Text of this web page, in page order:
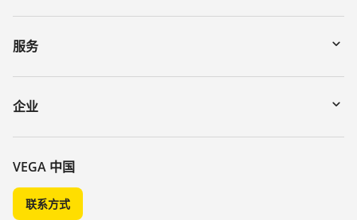
下载
通过序列号搜索仪表
DTM Collection/PACTware
服务
寄回仪表
讲座
化学稳定性列表
介电常数列表
TeamViewer
企业
关于 VEGA
联系我们
新闻
VEGA 中国
联系方式